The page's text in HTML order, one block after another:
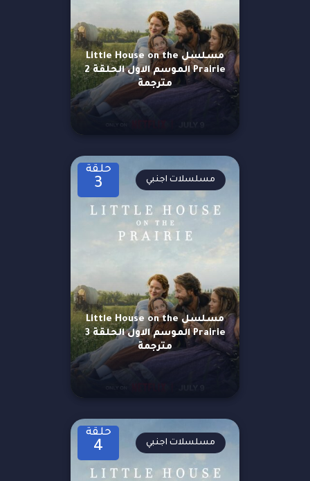
مسلسل Little House on the
Prairie الموسم الاول الحلقة 2
مترجمة
حلقة
3
مسلسل Little House on the
Prairie الموسم الاول الحلقة 3
مترجمة
مسلسلات اجنبي
حلقة
4 مسلسلات اجنبي